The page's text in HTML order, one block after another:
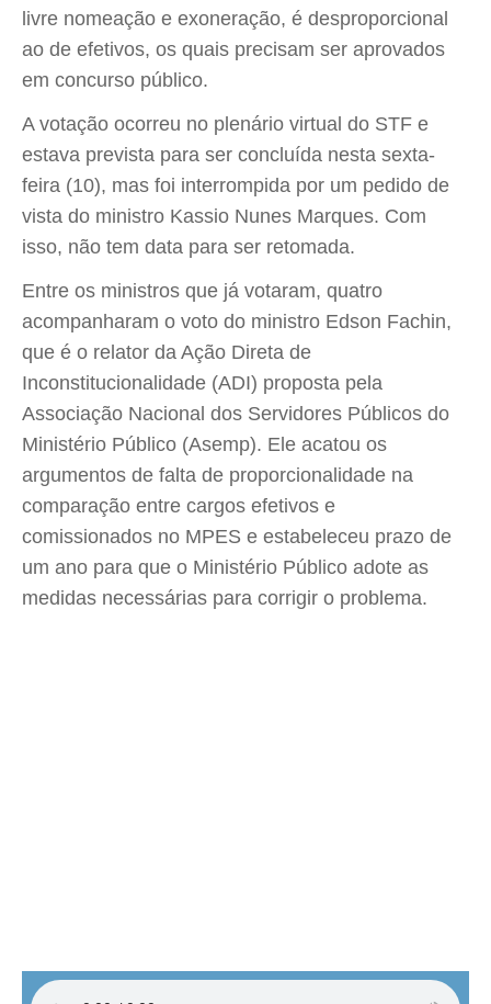
livre nomeação e exoneração, é desproporcional
ao de efetivos, os quais precisam ser aprovados
em concurso público.
A votação ocorreu no plenário virtual do STF e
estava prevista para ser concluída nesta sexta-
feira (10), mas foi interrompida por um pedido de
vista do ministro Kassio Nunes Marques. Com
isso, não tem data para ser retomada.
Entre os ministros que já votaram, quatro
acompanharam o voto do ministro Edson Fachin,
que é o relator da Ação Direta de
Inconstitucionalidade (ADI) proposta pela
Associação Nacional dos Servidores Públicos do
Ministério Público (Asemp). Ele acatou os
argumentos de falta de proporcionalidade na
comparação entre cargos efetivos e
comissionados no MPES e estabeleceu prazo de
um ano para que o Ministério Público adote as
medidas necessárias para corrigir o problema.